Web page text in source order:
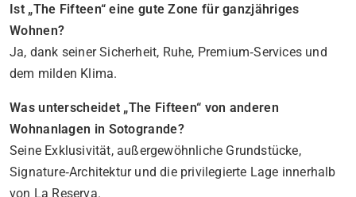
Ist „The Fifteen“ eine gute Zone für ganzjähriges
Wohnen?
Ja, dank seiner Sicherheit, Ruhe, Premium‑Services und
dem milden Klima.
Was unterscheidet „The Fifteen“ von anderen
Wohnanlagen in Sotogrande?
Seine Exklusivität, außergewöhnliche Grundstücke,
Signature‑Architektur und die privilegierte Lage innerhalb
von La Reserva.